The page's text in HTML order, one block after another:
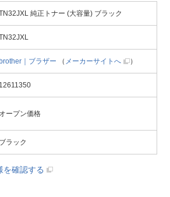
純正トナー (大容量) ブラック
brother｜ブラザー （ メーカーサイトへ ）
12611350
オープン価格
ブラック
を確認する